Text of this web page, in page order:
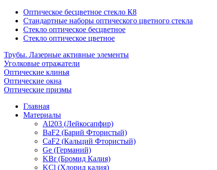
Оптическое бесцветное стекло К8
Стандартные наборы оптического цветного стекла
Стекло оптическое бесцветное
Стекло оптическое цветное
Трубы. Лазерные активные элементы
Уголковые отражатели
Оптические клинья
Оптические окна
Оптические призмы
Главная
Материалы
Al203 (Лейкосапфир)
BaF2 (Барий Фтористый)
CaF2 (Кальций Фтористый)
Ge (Германий)
KBr (Бромид Калия)
KCl (Хлорид калия)